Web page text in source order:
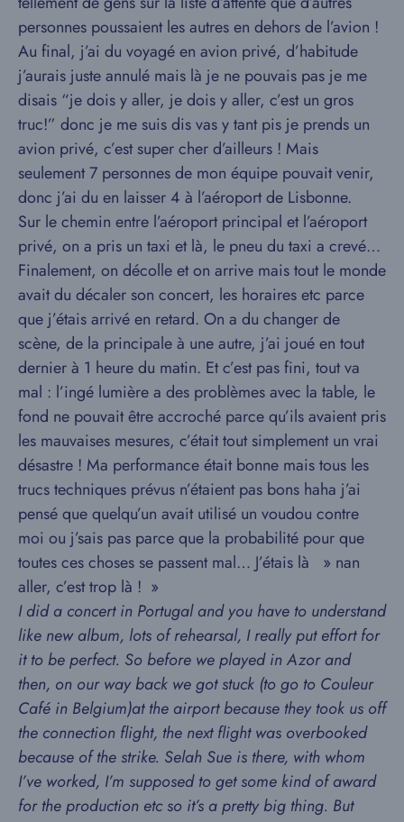
personnes poussaient les autres en dehors de l’avion !
Au final, j’ai du voyagé en avion privé, d’habitude
j’aurais juste annulé mais là je ne pouvais pas je me
disais “je dois y aller, je dois y aller, c’est un gros
truc!” donc je me suis dis vas y tant pis je prends un
avion privé, c’est super cher d’ailleurs ! Mais
seulement 7 personnes de mon équipe pouvait venir,
donc j’ai du en laisser 4 à l’aéroport de Lisbonne.
Sur le chemin entre l’aéroport principal et l’aéroport
privé, on a pris un taxi et là, le pneu du taxi a crevé…
Finalement, on décolle et on arrive mais tout le monde
avait du décaler son concert, les horaires etc parce
que j’étais arrivé en retard. On a du changer de
scène, de la principale à une autre, j’ai joué en tout
dernier à 1 heure du matin. Et c’est pas fini, tout va
mal : l’ingé lumière a des problèmes avec la table, le
fond ne pouvait être accroché parce qu’ils avaient pris
les mauvaises mesures, c’était tout simplement un vrai
désastre ! Ma performance était bonne mais tous les
trucs techniques prévus n’étaient pas bons haha j’ai
pensé que quelqu’un avait utilisé un voudou contre
moi ou j’sais pas parce que la probabilité pour que
toutes ces choses se passent mal… J’étais là » nan
aller, c’est trop là ! »
I did a concert in Portugal and you have to understand
like new album, lots of rehearsal, I really put effort for
it to be perfect. So before we played in Azor and
then, on our way back we got stuck (to go to Couleur
Café in Belgium)at the airport because they took us off
the connection flight, the next flight was overbooked
because of the strike. Selah Sue is there, with whom
I’ve worked, I’m supposed to get some kind of award
for the production etc so it’s a pretty big thing. But